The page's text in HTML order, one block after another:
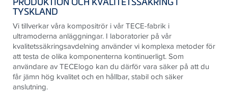
TYSKLAND
Vi tillverkar våra kompositrör i vår TECE-fabrik i
ultramoderna anläggningar. I laboratorier på vår
kvalitetssäkringsavdelning använder vi komplexa metoder för
att testa de olika komponenterna kontinuerligt. Som
användare av TECElogo kan du därför vara säker på att du
får jämn hög kvalitet och en hållbar, stabil och säker
anslutning.